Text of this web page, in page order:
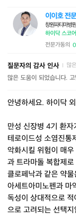
이이호 전
창원파티마병원
하이닥 스코
전문가동의 0
질문자의 감사 인사 많
많은 도움이 되었습니다.
안녕하세요. 하이닥
만성 신장병 4기 환
테로이드성 소염진통
악화시킬 위험이 매
과 트라마돌 복합제
클로페낙과 같은 약
아세트아미노펜과 마
독성이 상대적으로
으로 고려되는 선택